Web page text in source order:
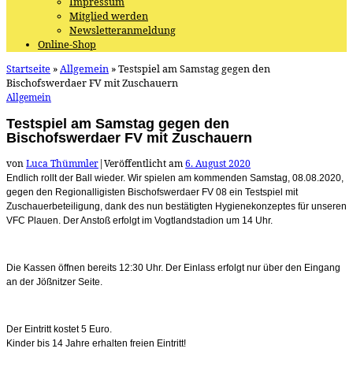
Mitglied werden
Newsletteranmeldung
Online-Shop
Startseite »Allgemein »Testspiel am Samstag gegen den
Bischofswerdaer FV mit Zuschauern
Allgemein
Testspiel am Samstag gegen den
Bischofswerdaer FV mit Zuschauern
vonLuca Thümmler|Veröffentlicht am6. August 2020
Endlich rollt der Ball wieder. Wir spielen am kommenden Samstag, 08.08.2020,
gegen den Regionalligisten Bischofswerdaer FV 08 ein Testspiel mit
Zuschauerbeteiligung, dank des nun bestätigten Hygienekonzeptes für unseren
VFC Plauen. Der Anstoß erfolgt im Vogtlandstadion um 14 Uhr.
Die Kassen öffnen bereits 12:30 Uhr. Der Einlass erfolgt nur über den Eingang
an der Jößnitzer Seite.
Der Eintritt kostet 5 Euro.
Kinder bis 14 Jahre erhalten freien Eintritt!